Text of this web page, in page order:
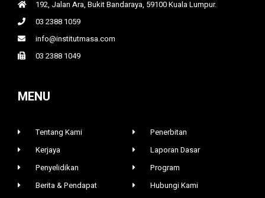
192, Jalan Ara, Bukit Bandaraya, 59100 Kuala Lumpur.
03 2388 1059
info@institutmasa.com
03 2388 1049
MENU
Tentang Kami
Kerjaya
Penyelidikan
Berita & Pendapat
Penerbitan
Laporan Dasar
Program
Hubungi Kami